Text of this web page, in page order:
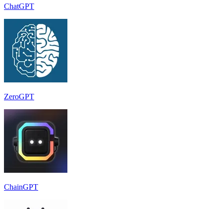
ChatGPT
ZeroGPT
ChainGPT